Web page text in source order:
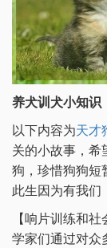
养犬训犬小知识
以下内容为天才
关的小故事，希
狗，珍惜狗狗短
此生因为有我们
【响片训练和
学家们通过对众